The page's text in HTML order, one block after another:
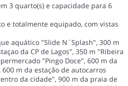
3 quarto(s) e capacidade para 6
e totalmente equipado, com vistas
aquático "Slide N´Splash", 300 m
da CP de Lagos", 350 m "Ribeira
"Pingo Doce", 600 m da
m da estação de autocarros
da cidade", 900 m da praia de